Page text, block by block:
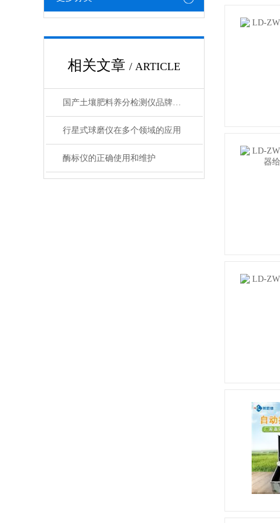
相关文章 / ARTICLE
国产土壤肥料养分检测仪品牌竞争力排名及型号推荐
行星式球磨仪在多个领域的应用
酶标仪的正确使用和维护